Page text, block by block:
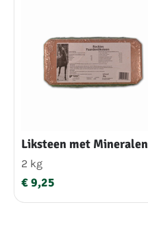
Liksteen met Mineralen
2 kg
€ 9,25